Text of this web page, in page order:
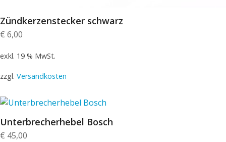
Zündkerzenstecker schwarz
€ 6,00
exkl. 19 % MwSt.
zzgl. Versandkosten
Unterbrecherhebel Bosch
€ 45,00